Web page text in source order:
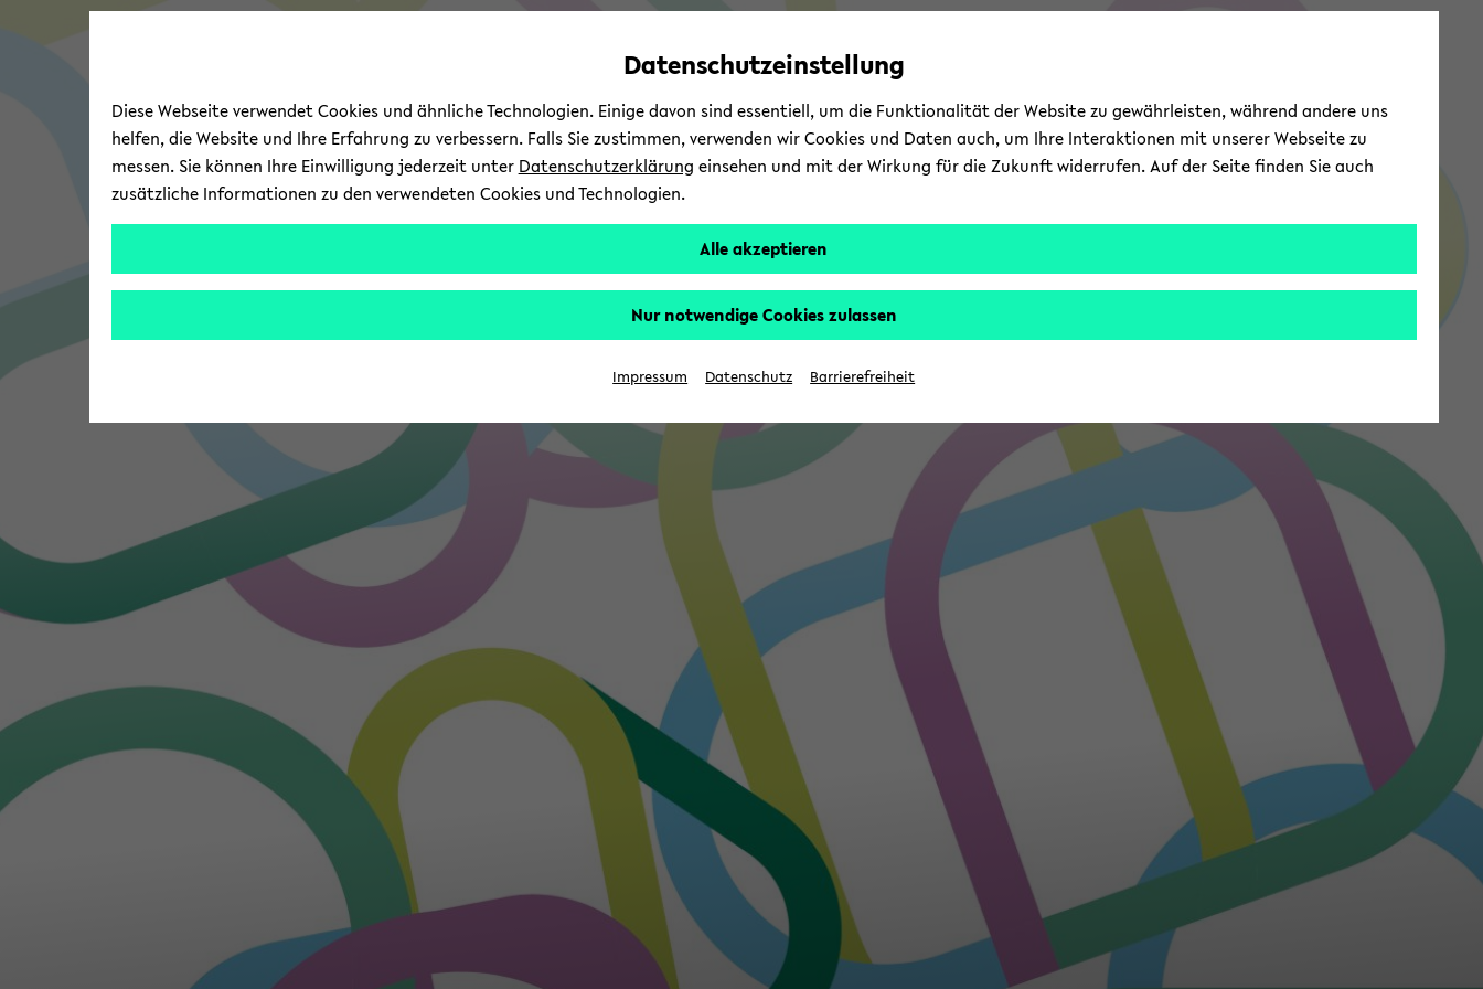
Automatische
vermeiden
zum
wechseln
zum
wechseln
zum
wechseln
Datenschutzeinstellung
Diese Webseite verwendet Cookies und ähnliche Technologien. Einige davon sind essentiell, um die Funktionalität der Website zu gewährleisten, während andere uns
helfen, die Website und Ihre Erfahrung zu verbessern. Falls Sie zustimmen, verwenden wir Cookies und Daten auch, um Ihre Interaktionen mit unserer Webseite zu
messen. Sie können Ihre Einwilligung jederzeit unter Datenschutzerklärung einsehen und mit der Wirkung für die Zukunft widerrufen. Auf der Seite finden Sie auch
zusätzliche Informationen zu den verwendeten Cookies und Technologien.
Alle akzeptieren
Nur notwendige Cookies zulassen
Impressum Datenschutz Barrierefreiheit